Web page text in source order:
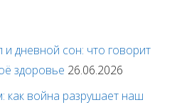
дневной сон: что говорит
здоровье 26.06.2026
как война разрушает наш